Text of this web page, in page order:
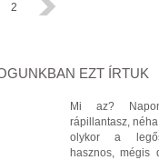
2
EZT ÍRTUK
Mi az?
rápillantasz,
olykor a
hasznos, mégis